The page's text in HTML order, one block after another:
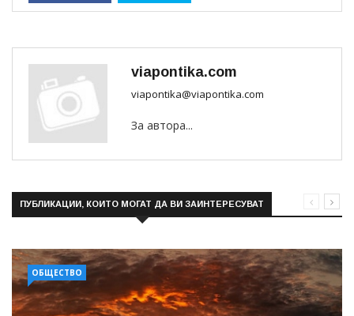
viapontika.com
viapontika@viapontika.com
За автора...
ПУБЛИКАЦИИ, КОИТО МОГАТ ДА ВИ ЗАИНТЕРЕСУВАТ
ОБЩЕСТВО